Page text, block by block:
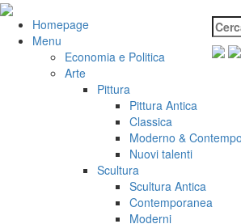
Salta
contenuto
VeniVidiViciHomepage
Menu
Economia e Politica
Arte
Pittura
Pittura Antica
Classica
Moderno &
Nuovi talenti
Scultura
Scultura Antica
Contemporanea
Moderni